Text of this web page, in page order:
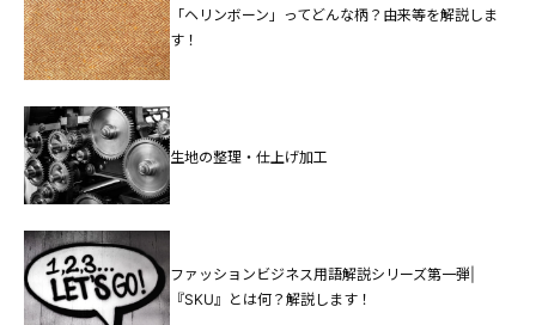
「ヘリンボーン」ってどんな柄？由来等を解説しま
す！
生地の整理・仕上げ加工
ファッションビジネス用語解説シリーズ第一弾|
『SKU』とは何？解説します！